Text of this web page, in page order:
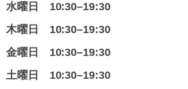
水曜日 10:30–19:30
木曜日 10:30–19:30
金曜日 10:30–19:30
土曜日 10:30–19:30